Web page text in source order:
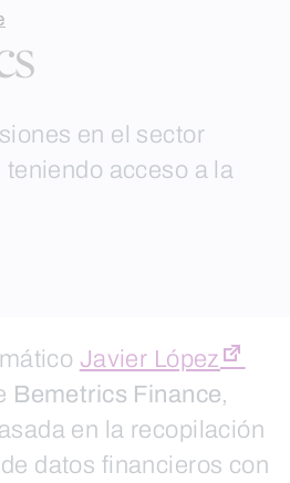
en el sector
acceso a la
Javier López
Bemetrics Finance,
en la recopilación
datos financieros con